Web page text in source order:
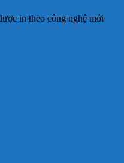
in theo công nghệ mới